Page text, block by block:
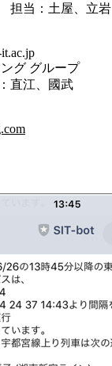
担当：土屋、立岩
グ グループ
直江、國武